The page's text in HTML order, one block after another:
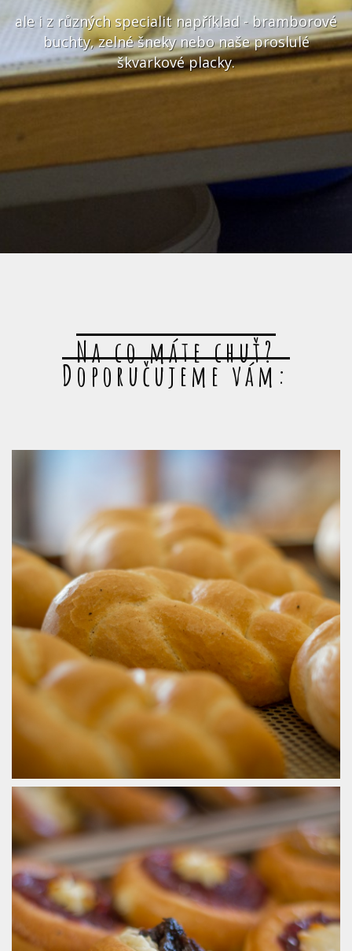
ale i z různých specialit například - bramborové
buchty, zelné šneky nebo naše proslulé
škvarkové placky.
Na co máte chuť?
Doporučujeme vám: